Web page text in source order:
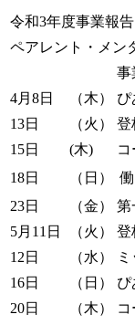
令和3年度事業報告
ペアレント・メン
事
4月8日
（木） ぴ
13日
（火） 登
15日
(木)
18日
（日）
23日
（金） 第
5月11日
（火） 登
12日
（水）
16日
（日） ぴ
20日
（木）